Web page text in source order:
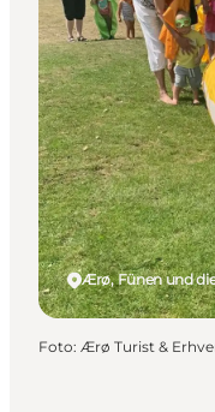
Ærø, Fünen und
Foto: Ærø Turist &